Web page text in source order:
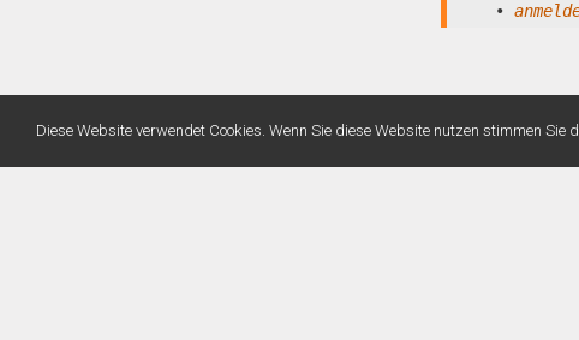
•
Diese Website verwendet Cookies. Wenn Sie diese Website nutzen stimmen Sie